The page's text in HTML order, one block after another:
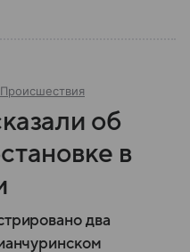
Происшествия
об
в
два